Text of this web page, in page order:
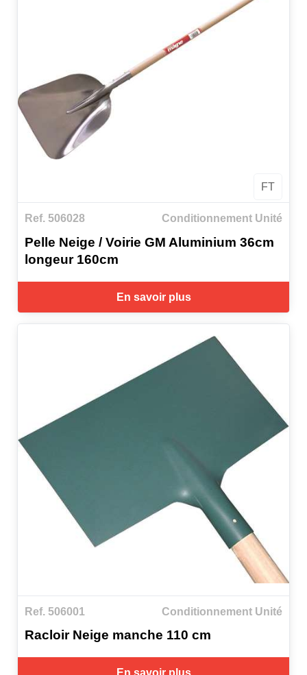
FT
Ref. 506028 Conditionnement Unité
Pelle Neige / Voirie GM Aluminium 36cm
longeur 160cm
En savoir plus
Ref. 506001 Conditionnement Unité
Racloir Neige manche 110 cm
En savoir plus